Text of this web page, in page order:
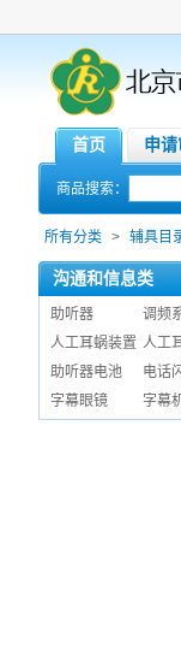
首页 申
商品搜索：
所有分类 > 辅具目
沟通和信息类
助听器
调频
人工耳蜗装置 人工
助听器电池
电话
字幕眼镜
字幕